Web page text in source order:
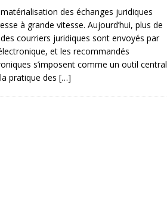
des échanges juridiques
à grande vitesse. Aujourd’hui, plus de
courriers juridiques sont envoyés par
et les recommandés
s’imposent comme un outil central
pratique des […]